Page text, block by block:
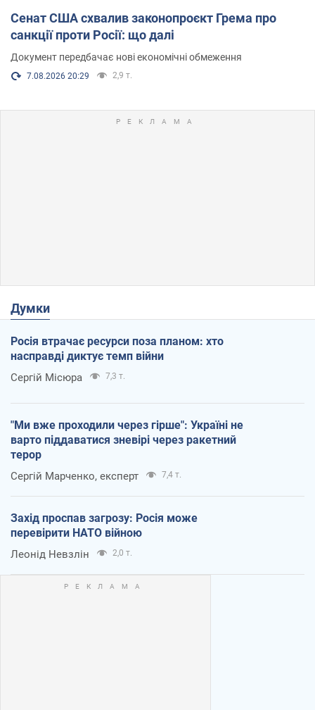
Сенат США схвалив законопроєкт Грема про
санкції проти Росії: що далі
Документ передбачає нові економічні обмеження
7.08.2026 20:29 2,9 т.
Думки
Росія втрачає ресурси поза планом: хто
насправді диктує темп війни
Сергій Місюра 7,3 т.
"Ми вже проходили через гірше": Україні не
варто піддаватися зневірі через ракетний
терор
Сергій Марченко, експерт 7,4 т.
Захід проспав загрозу: Росія може
перевірити НАТО війною
Леонід Невзлін 2,0 т.